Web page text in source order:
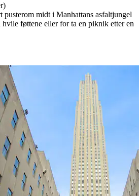
pusterom midt i Manhattans asfaltjungel
hvile føttene eller for ta en piknik etter en